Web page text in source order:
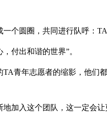
个圆圈，共同进行队呼：
付出和谐的世界”。
青年志愿者的缩影，他们
地加入这个团队，这一定会